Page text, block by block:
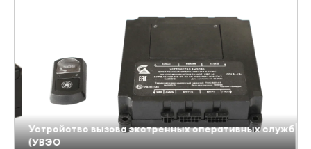
Устройство вызова экстренных оперативных служб
(УВЭОС)